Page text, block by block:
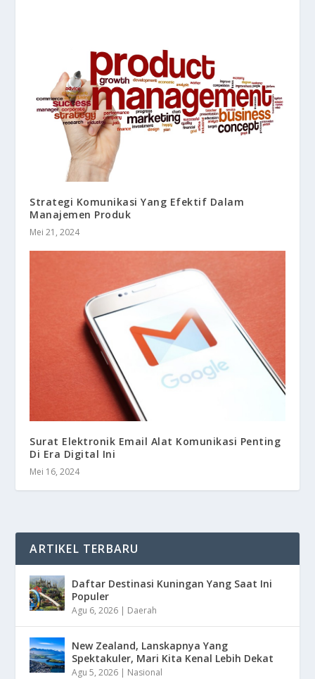
Strategi Komunikasi Yang Efektif Dalam
Manajemen Produk
Mei 21, 2024
Surat Elektronik Email Alat Komunikasi Penting
Di Era Digital Ini
Mei 16, 2024
ARTIKEL TERBARU
Daftar Destinasi Kuningan Yang Saat Ini
Populer
Agu 6, 2026 | Daerah
New Zealand, Lanskapnya Yang
Spektakuler, Mari Kita Kenal Lebih Dekat
Agu 5, 2026 | Nasional